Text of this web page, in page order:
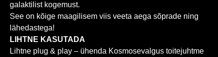
galaktilist kogemust.
See on kõige maagilisem viis veeta aega sõprade ning
lähedastega!
LIHTNE KASUTADA
Lihtne plug & play – ühenda Kosmosevalgus toitejuhtme